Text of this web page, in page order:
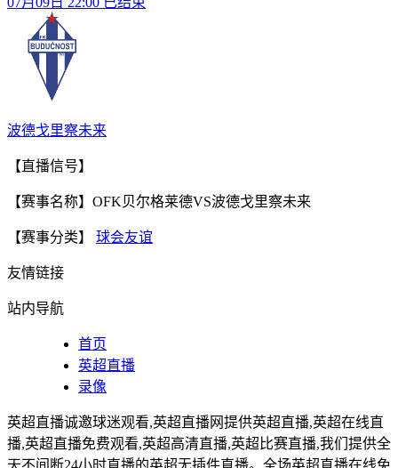
波德戈里察未来
【直播信号】
【赛事名称】OFK贝尔格莱德VS波德戈里察未来
【赛事分类】 球会友谊
友情链接
站内导航
首页
英超直播
录像
英超直播诚邀球迷观看,英超直播网提供英超直播,英超在线直
播,英超直播免费观看,英超高清直播,英超比赛直播,我们提供全
天不间断24小时直播的英超无插件直播。全场英超直播在线免